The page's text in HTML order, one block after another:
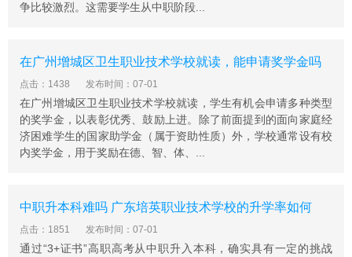
争比较激烈。这需要学生从中职阶段...
在广州增城区卫生职业技术学校就读，能申请奖学金吗
点击：1438 发布时间：07-01
在广州增城区卫生职业技术学校就读，学生有机会申请多种类型
的奖学金，以表彰优秀、鼓励上进。除了前面提到的面向家庭经
济困难学生的国家助学金（属于资助性质）外，学校通常设有校
内奖学金，用于奖励在德、智、体、...
中职升本科难吗 广东培英职业技术学校的升学率如何
点击：1851 发布时间：07-01
通过“3+证书”高职高考从中职升入本科，确实具有一定的挑战